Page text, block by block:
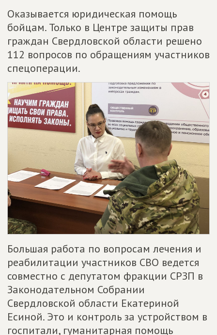
Оказывается юридическая помощь
бойцам. Только в Центре защиты прав
граждан Свердловской области решено
112 вопросов по обращениям участников
спецоперации.
Большая работа по вопросам лечения и
реабилитации участников СВО ведется
совместно с депутатом фракции СРЗП в
Законодательном Собрании
Свердловской области Екатериной
Есиной. Это и контроль за устройством в
госпитали, гуманитарная помощь